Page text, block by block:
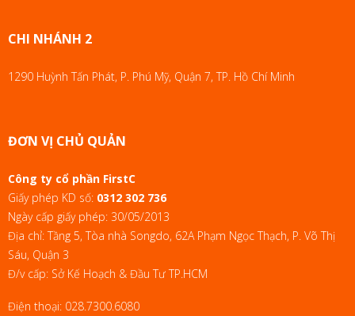
CHI NHÁNH 2
1290 Huỳnh Tấn Phát, P. Phú Mỹ, Quận 7, TP. Hồ Chí Minh
ĐƠN VỊ CHỦ QUẢN
Công ty cổ phần FirstC
Giấy phép KD số: 0312 302 736
Ngày cấp giấy phép: 30/05/2013
Địa chỉ: Tầng 5, Tòa nhà Songdo, 62A Phạm Ngọc Thạch, P. Võ Thị
Sáu, Quận 3
Đ/v cấp: Sở Kế Hoạch & Đầu Tư TP.HCM
Điện thoại: 028.7300.6080